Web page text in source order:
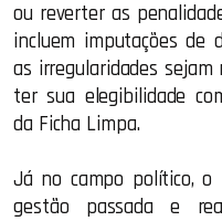
ou reverter as
incluem imputações de
as irregularidades
ter sua elegibilidade
da Ficha Limpa.
Já no campo político, o
gestão passada e